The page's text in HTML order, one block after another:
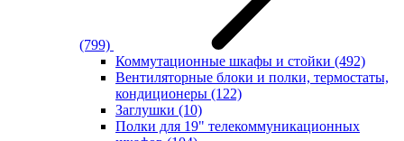
(799)
Коммутационные шкафы и стойки (492)
Вентиляторные блоки и полки, термостаты,
кондиционеры (122)
Заглушки (10)
Полки для 19" телекоммуникационных